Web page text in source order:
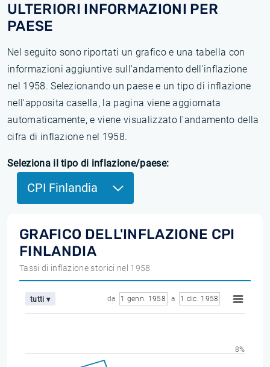
ULTERIORI INFORMAZIONI PER
PAESE
Nel seguito sono riportati un grafico e una tabella con
informazioni aggiuntive sull'andamento dell'inflazione
nel 1958. Selezionando un paese e un tipo di inflazione
nell'apposita casella, la pagina viene aggiornata
automaticamente, e viene visualizzato l'andamento della
cifra di inflazione nel 1958.
Seleziona il tipo di inflazione/paese:
CPI Finlandia
GRAFICO DELL'INFLAZIONE CPI
FINLANDIA
Tassi di inflazione storici nel 1958
tutti ▾ da 1 genn. 1958 a 1 dic. 1958
8%